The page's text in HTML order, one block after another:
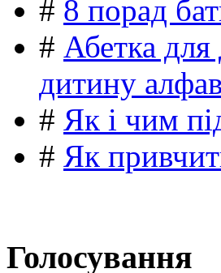
# 8 порад
# Абетка
дитину
# Як і чим
# Як
Голосування